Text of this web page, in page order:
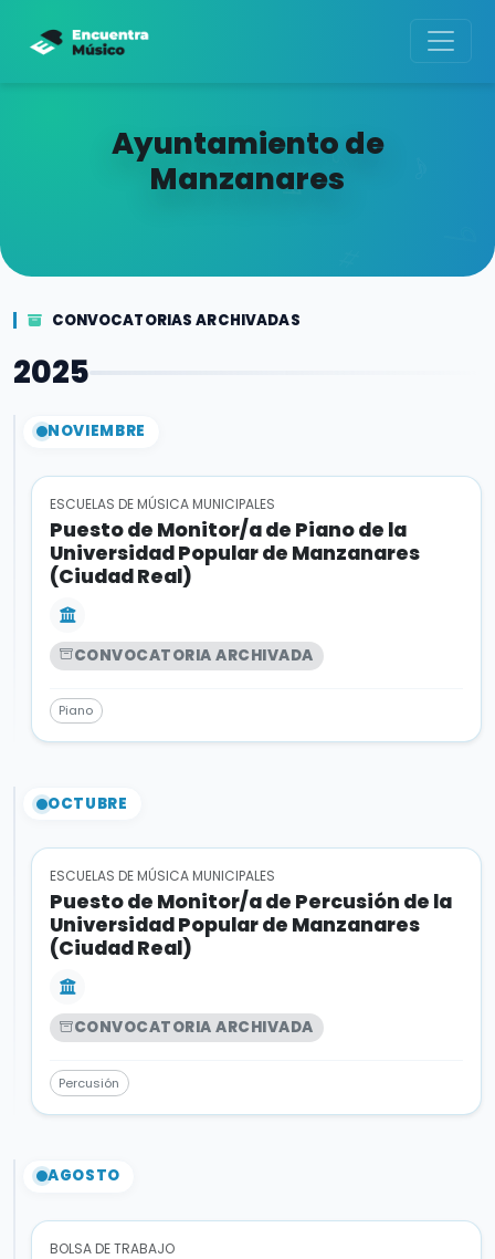
Ayuntamiento de
Manzanares
CONVOCATORIAS ARCHIVADAS
2025
NOVIEMBRE
ESCUELAS DE MÚSICA MUNICIPALES
Puesto de Monitor/a de Piano de la
Universidad Popular de Manzanares
(Ciudad Real)
CONVOCATORIA ARCHIVADA
Piano
OCTUBRE
ESCUELAS DE MÚSICA MUNICIPALES
Puesto de Monitor/a de Percusión de la
Universidad Popular de Manzanares
(Ciudad Real)
CONVOCATORIA ARCHIVADA
Percusión
AGOSTO
BOLSA DE TRABAJO